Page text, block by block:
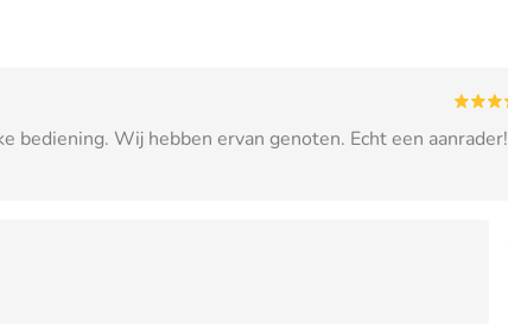
bediening. Wij hebben ervan genoten. Echt een aanrader!